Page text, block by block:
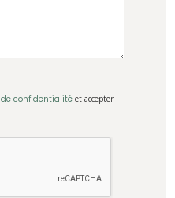
confidentialité et accepter